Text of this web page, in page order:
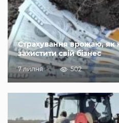
Страхування врожаю, як
захистити свій бізнес
7 липня 502